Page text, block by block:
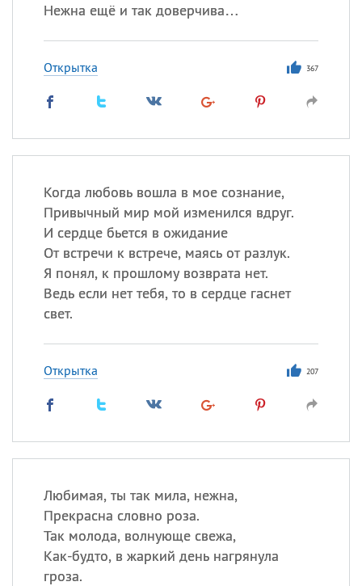
Нежна ещё и так доверчива…
Открытка 367
Когда любовь вошла в мое сознание,
Привычный мир мой изменился вдруг.
И сердце бьется в ожидание
От встречи к встрече, маясь от разлук.
Я понял, к прошлому возврата нет.
Ведь если нет тебя, то в сердце гаснет
свет.
Открытка 207
Любимая, ты так мила, нежна,
Прекрасна словно роза.
Так молода, волнующе свежа,
Как-будто, в жаркий день нагрянула
гроза.